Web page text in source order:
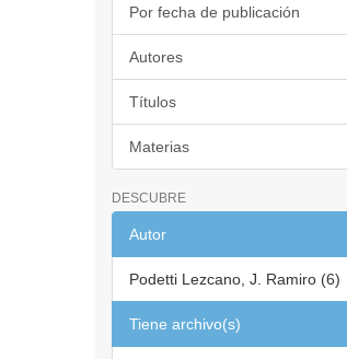
Por fecha de publicación
Autores
Títulos
Materias
DESCUBRE
Autor
Podetti Lezcano, J. Ramiro (6)
Tiene archivo(s)